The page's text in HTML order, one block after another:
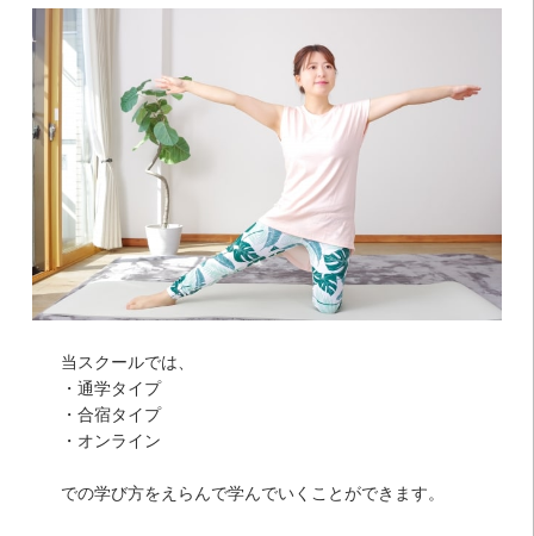
当スクールでは、
・通学タイプ
・合宿タイプ
・オンライン
での学び方をえらんで学んでいくことができます。